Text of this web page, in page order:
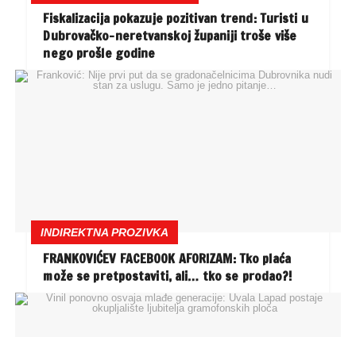
Fiskalizacija pokazuje pozitivan trend: Turisti u
Dubrovačko-neretvanskoj županiji troše više
nego prošle godine
INDIREKTNA PROZIVKA
FRANKOVIĆEV FACEBOOK AFORIZAM: Tko plaća
može se pretpostaviti, ali… tko se prodao?!